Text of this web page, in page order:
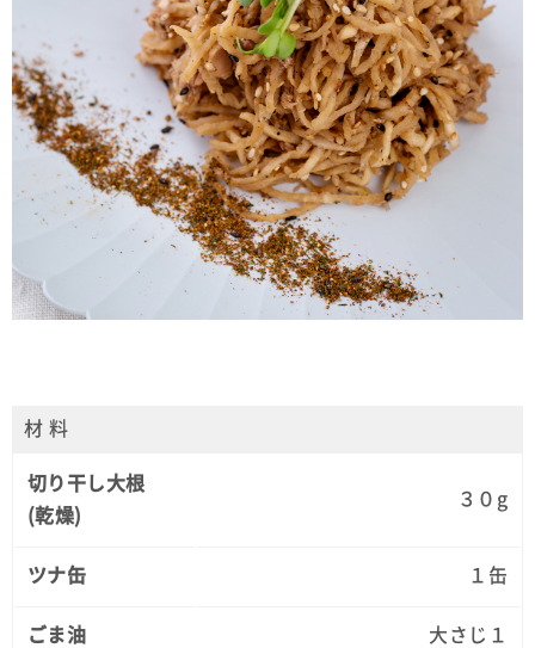
材 料
切り干し大根
(乾燥)
３０g
ツナ缶 １缶
ごま油 大さじ１